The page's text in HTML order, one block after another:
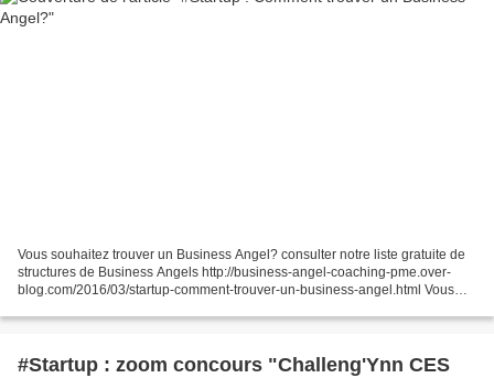
Vous souhaitez trouver un Business Angel? consulter notre liste gratuite de
structures de Business Angels http://business-angel-coaching-pme.over-
blog.com/2016/03/startup-comment-trouver-un-business-angel.html Vous
#Startup : zoom concours "Challeng'Ynn CES